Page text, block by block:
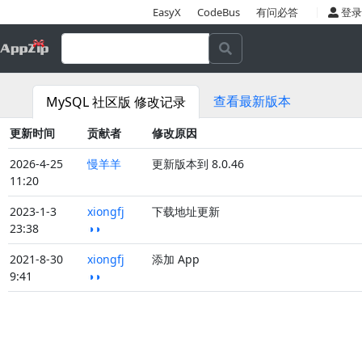
EasyX CodeBus 有问必答 登录
MySQL 社区版 修改记录 查看最新版本
更新时间 贡献者
修改原因
2026-4-25
11:20
慢羊羊 更新版本到 8.0.46
2023-1-3
23:38
xiongfj
◑◑
下载地址更新
2021-8-30
9:41
xiongfj
◑◑
添加 App